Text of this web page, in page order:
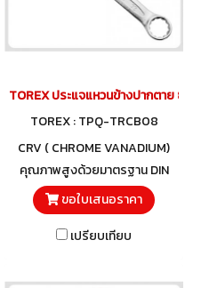
มม.
TOREX ประแจแหวนข้างปากตาย 8 ม
TOREX : TPQ-TRCB08
CRV ( CHROME VANADIUM)
คุณภาพสูงด้วยมาตรฐาน DIN
3113 และวัสดุโครมวานาเดียม
ขอใบเสนอราคา
เปรียบเทียบ